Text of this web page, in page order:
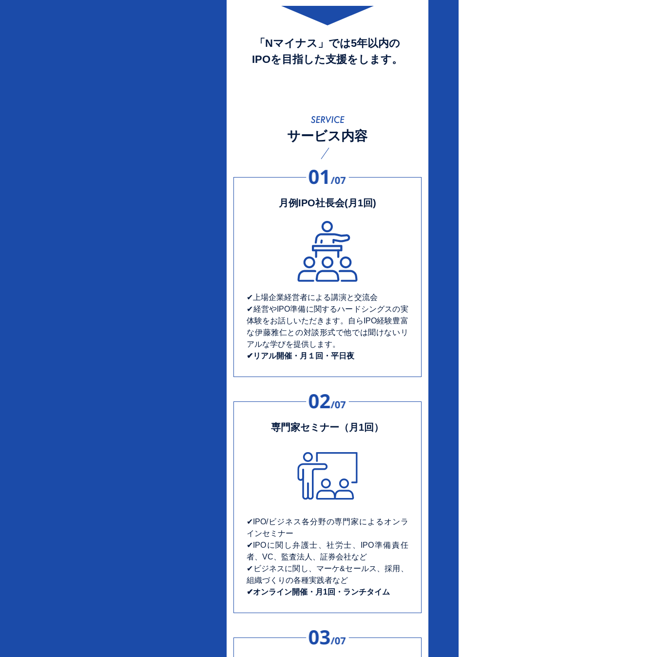
「Nマイナス」では5年以内の
IPOを目指した支援をします。
サービス内容
月例IPO社長会(月1回)
✔︎上場企業経営者による講演と交流会
✔︎経営やIPO準備に関するハードシングスの実
体験をお話しいただきます。自らIPO経験豊富
な伊藤雅仁との対談形式で他では聞けないリ
アルな学びを提供します。
✔︎リアル開催・月１回・平日夜
専門家セミナー（月1回）
✔︎IPO/ビジネス各分野の専門家によるオンラ
インセミナー
✔︎IPOに関し弁護士、社労士、IPO準備責任
者、VC、監査法人、証券会社など
✔︎ビジネスに関し、マーケ&セールス、採用、
組織づくりの各種実践者など
✔︎オンライン開催・月1回・ランチタイム